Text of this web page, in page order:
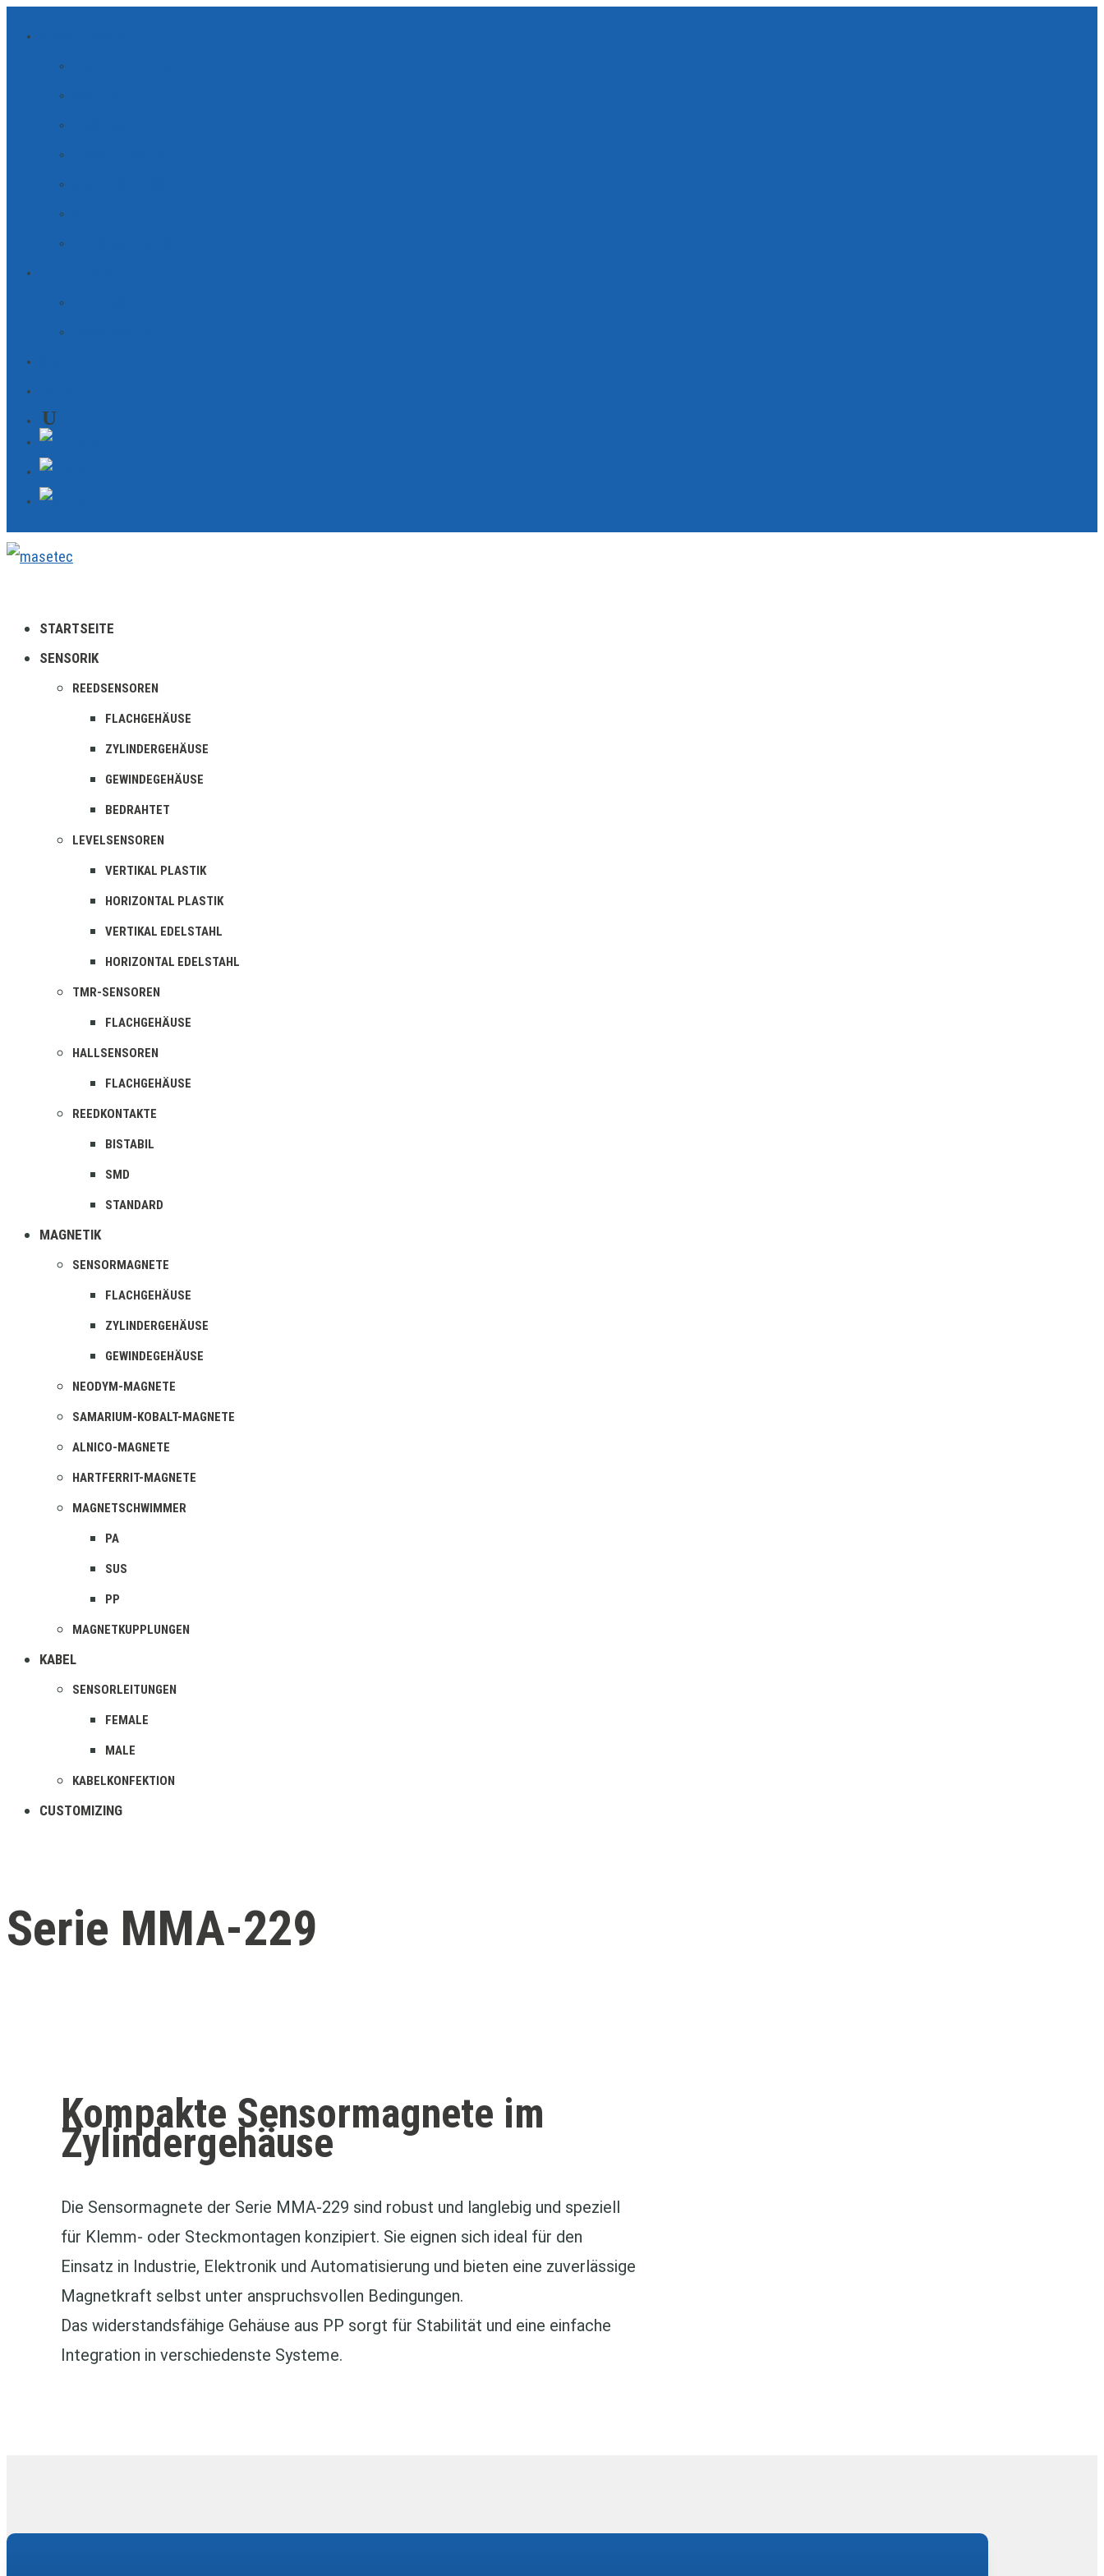
STARTSEITE
SENSORIK
REEDSENSOREN
FLACHGEHÄUSE
ZYLINDERGEHÄUSE
GEWINDEGEHÄUSE
BEDRAHTET
LEVELSENSOREN
VERTIKAL PLASTIK
HORIZONTAL PLASTIK
VERTIKAL EDELSTAHL
HORIZONTAL EDELSTAHL
TMR-SENSOREN
FLACHGEHÄUSE
HALLSENSOREN
FLACHGEHÄUSE
REEDKONTAKTE
BISTABIL
SMD
STANDARD
MAGNETIK
SENSORMAGNETE
FLACHGEHÄUSE
ZYLINDERGEHÄUSE
GEWINDEGEHÄUSE
NEODYM-MAGNETE
SAMARIUM-KOBALT-MAGNETE
ALNICO-MAGNETE
HARTFERRIT-MAGNETE
MAGNETSCHWIMMER
PA
SUS
PP
MAGNETKUPPLUNGEN
KABEL
SENSORLEITUNGEN
FEMALE
MALE
KABELKONFEKTION
CUSTOMIZING
Serie MMA-229
Kompakte Sensormagnete im
Zylindergehäuse
Die Sensormagnete der Serie MMA‑229 sind robust und langlebig und speziell
für Klemm‑ oder Steckmontagen konzipiert. Sie eignen sich ideal für den
Einsatz in Industrie, Elektronik und Automatisierung und bieten eine zuverlässige
Magnetkraft selbst unter anspruchsvollen Bedingungen.
Das widerstandsfähige Gehäuse aus PP sorgt für Stabilität und eine einfache
Integration in verschiedenste Systeme.